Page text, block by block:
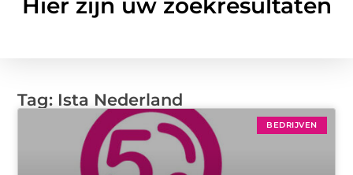
Hier zijn uw zoekresultaten
Tag: Ista Nederland
BEDRIJVEN